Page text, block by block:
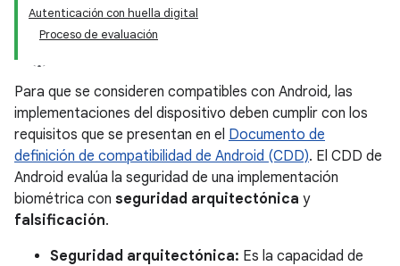
Autenticación con huella digital
Proceso de evaluación
Para que se consideren compatibles con Android, las
implementaciones del dispositivo deben cumplir con los
requisitos que se presentan en el Documento de
definición de compatibilidad de Android (CDD). El CDD de
Android evalúa la seguridad de una implementación
biométrica con seguridad arquitectónica y
falsificación.
Seguridad arquitectónica: Es la capacidad de